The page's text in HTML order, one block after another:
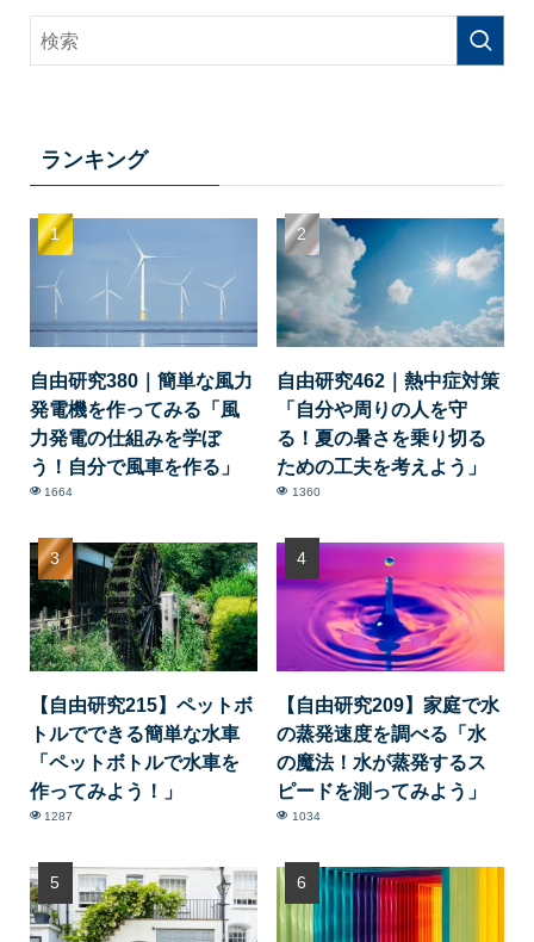
ランキング
自由研究380｜簡単な風力
発電機を作ってみる「風
力発電の仕組みを学ぼ
う！自分で風車を作る」
1664
自由研究462｜熱中症対策
「自分や周りの人を守
る！夏の暑さを乗り切る
ための工夫を考えよう」
1360
【自由研究215】ペットボ
トルでできる簡単な水車
「ペットボトルで水車を
作ってみよう！」
1287
【自由研究209】家庭で水
の蒸発速度を調べる「水
の魔法！水が蒸発するス
ピードを測ってみよう」
1034